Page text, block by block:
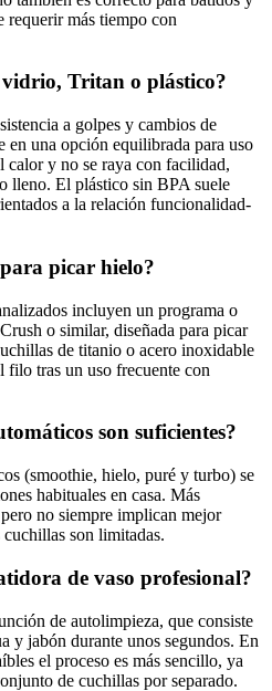
requerir más tiempo con
Tritan o plástico?
a golpes y cambios de
en una opción equilibrada para uso
y no se raya con facilidad,
lleno. El plástico sin BPA suele
a la relación funcionalidad-
picar hielo?
incluyen un programa o
o similar, diseñada para picar
de titanio o acero inoxidable
filo tras un uso frecuente con
son suficientes?
(smoothie, hielo, puré y turbo) se
habituales en casa. Más
no siempre implican mejor
son limitadas.
de vaso profesional?
de autolimpieza, que consiste
y jabón durante unos segundos. En
el proceso es más sencillo, ya
de cuchillas por separado.